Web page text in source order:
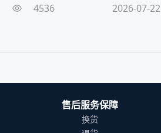
4536 2026-07-22
售后服务保障
换货